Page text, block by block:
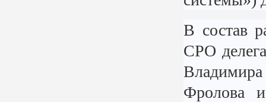
В состав
СРО
Фролова